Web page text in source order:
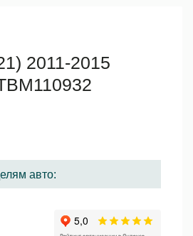
2011-2015
авто: